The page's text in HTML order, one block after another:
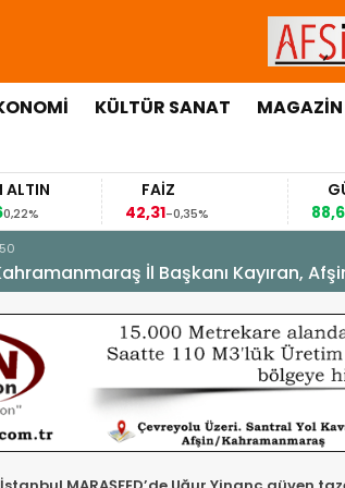
KÜLTÜR SANAT MAGAZİN
42,31-0,35%
88,60
İl Başkanı Kayıran,